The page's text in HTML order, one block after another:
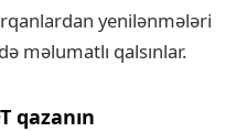
yenilənmələri
məlumatlı qalsınlar.
qazanın